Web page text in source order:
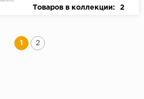
Товаров в коллекции:
2
1 2